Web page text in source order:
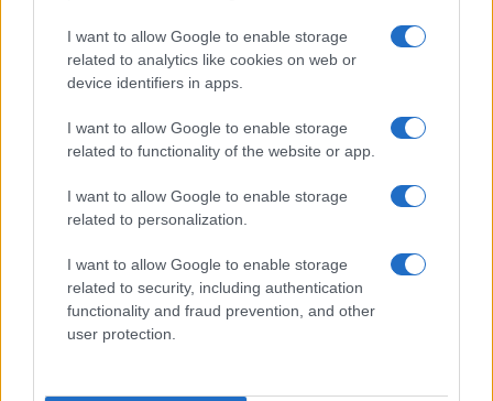
I want to allow Google to enable storage
related to analytics like cookies on web or
device identifiers in apps.
I want to allow Google to enable storage
related to functionality of the website or app.
I want to allow Google to enable storage
related to personalization.
I want to allow Google to enable storage
related to security, including authentication
functionality and fraud prevention, and other
user protection.
#CENTRODESTRA #IMU #IRES
#IRPEF
#PROPOSTA FISCALE
Pagina PAGINA
SUCCESSIVA
Leggi i commenti
SEDUTE SATIRICHE